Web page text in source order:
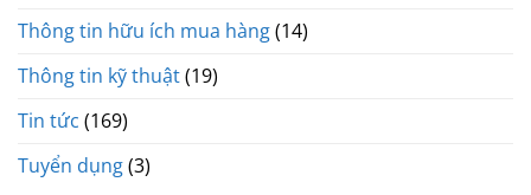
Thông tin hữu ích mua hàng(14)
Thông tin kỹ thuật(19)
Tin tức (169)
Tuyển dụng(3)